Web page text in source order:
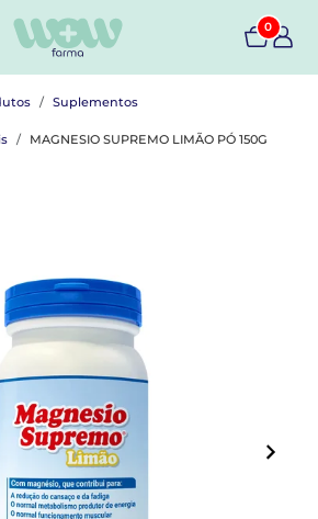
0
Suplementos
MAGNESIO SUPREMO LIMÃO PÓ 150G